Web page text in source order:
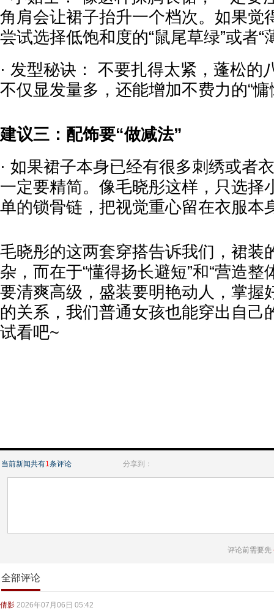
角肩会让裙子抬升一个档次。如果觉
尝试选择低饱和度的“鼠尾草绿”或者“
· 发型秘诀： 不要扎得太紧，蓬松的
不仅显发量多，还能增加不费力的“慵
建议三：配饰要“做减法”
· 如果裙子本身已经有很多刺绣或者
一定要精简。像毛晓彤这样，只选择
单的锁骨链，把视觉重心留在衣服本
毛晓彤的这两套穿搭告诉我们，裙装
杂，而在于“懂得扬长避短”和“营造整
要清爽高级，盛装要明艳动人，掌握
的关系，我们普通女孩也能穿出自己
试看吧~
当前新闻共有1条评论 分享到：
评论前需要先
全部评论
倩影 2026年07月06日 05:42